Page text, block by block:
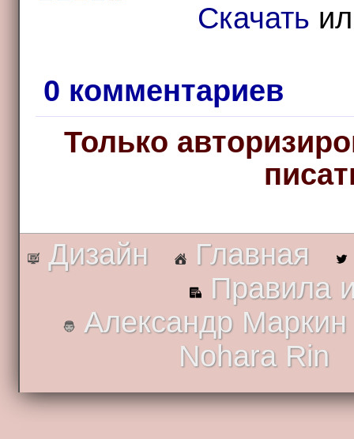
Скачать
0 комментариев
Только
Дизайн Главная
Правила
Александр Маркин
Nohara Rin